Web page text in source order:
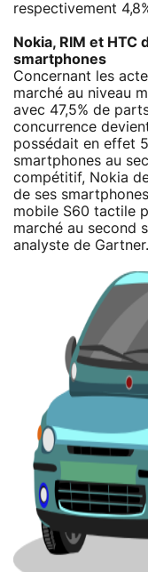
respectivement
Nokia, RIM et
smartphones
Concernant les
marché au niveau
avec 47,5% de
concurrence
possédait en effet
smartphones au
compétitif, Nokia
de ses
mobile S60 tactile
marché au second
analyste de Gartner.